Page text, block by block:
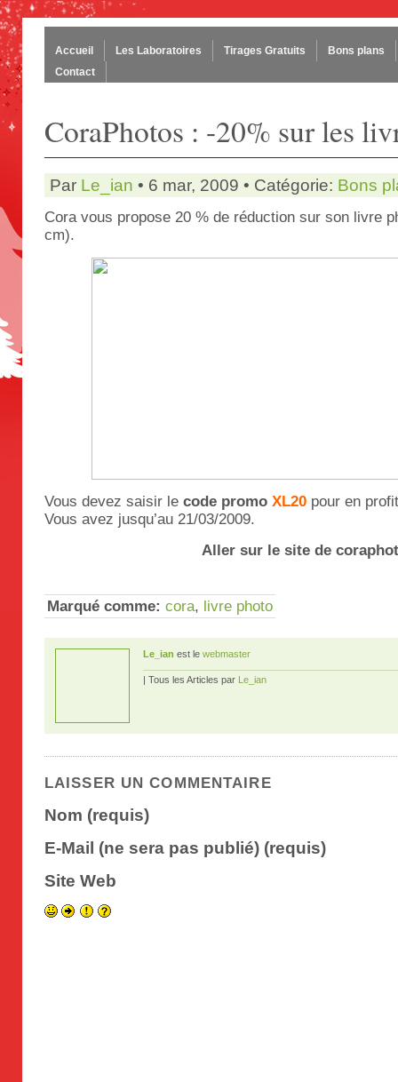
Accueil Les Laboratoires Tirages Gratuits
Bons plans
Contact
CoraPhotos : -20% sur les
Par Le_ian • 6 mar, 2009 • Catégorie: Bons
Cora vous propose 20 % de réduction sur son livre
cm).
Vous devez saisir le code promo XL20 pour en
Vous avez jusqu’au 21/03/2009.
Aller sur le site de
Marqué comme: cora, livre photo
Le_ian est le webmaster
| Tous les Articles par Le_ian
LAISSER UN COMMENTAIRE
Nom (requis)
E-Mail (ne sera pas publié) (requis)
Site Web